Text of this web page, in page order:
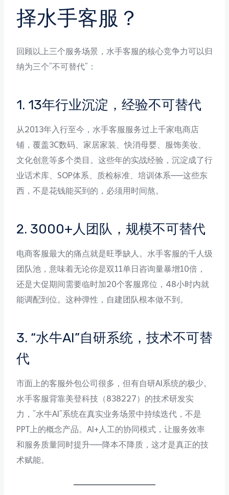
择水手客服？
回顾以上三个服务场景，水手客服的核心竞争力可以归
纳为三个”不可替代”：
1. 13年行业沉淀，经验不可替代
从2013年入行至今，水手客服服务过上千家电商店
铺，覆盖3C数码、家居家装、快消母婴、服饰美妆、
文化创意等多个类目。这些年的实战经验，沉淀成了行
业话术库、SOP体系、质检标准、培训体系——这些东
西，不是花钱能买到的，必须用时间熬。
2. 3000+人团队，规模不可替代
电商客服最大的痛点就是旺季缺人。水手客服的千人级
团队池，意味着无论你是双11单日咨询量暴增10倍，
还是大促期间需要临时加20个客服席位，48小时内就
能调配到位。这种弹性，自建团队根本做不到。
3. “水牛AI”自研系统，技术不可替
代
市面上的客服外包公司很多，但有自研AI系统的极少。
水手客服背靠美登科技（838227）的技术研发实
力，”水牛AI”系统在真实业务场景中持续迭代，不是
PPT上的概念产品。AI+人工的协同模式，让服务效率
和服务质量同时提升——降本不降质，这才是真正的技
术赋能。